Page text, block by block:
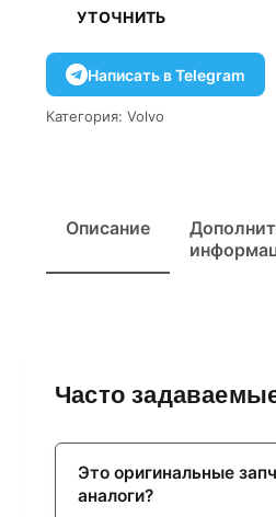
УТОЧНИТЬ
Написать в Telegram
Категория: Volvo
Описание
Часто
Это оригинальные
аналоги?